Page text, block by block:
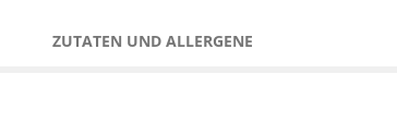
ZUTATEN UND ALLERGENE